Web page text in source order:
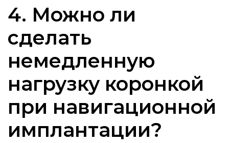
4. Можно ли
сделать
немедленную
нагрузку коронкой
при навигационной
имплантации?